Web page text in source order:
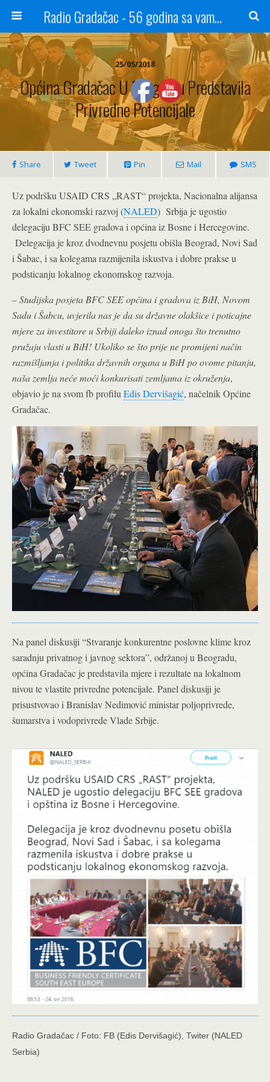
Radio Gradačac - 56 godina sa vama...
25/05/2018
Općina Gradačac U Beogradu Predstavila
Privredne Potencijale
Share Tweet Pin Mail SMS
Uz podršku USAID CRS „RAST“ projekta, Nacionalna alijansa
za lokalni ekonomski razvoj (NALED) Srbija je ugostio
delegaciju BFC SEE gradova i općina iz Bosne i Hercegovine.
Delegacija je kroz dvodnevnu posjetu obišla Beograd, Novi Sad
i Šabac, i sa kolegama razmijenila iskustva i dobre prakse u
podsticanju lokalnog ekonomskog razvoja.
– Studijska posjeta BFC SEE općina i gradova iz BiH, Novom
Sadu i Šabcu, uvjerila nas je da su državne olakšice i poticajne
mjere za investitore u Srbiji daleko iznad onoga što trenutno
pružaju vlasti u BiH! Ukoliko se što prije ne promijeni način
razmišljanja i politika državnih organa u BiH po ovome pitanju,
naša zemlja neće moći konkurisati zemljama iz okruženja,
objavio je na svom fb profilu Edis Dervišagić, načelnik Općine
Gradačac.
Na panel diskusiji “Stvaranje konkurentne poslovne klime kroz
saradnju privatnog i javnog sektora”, održanoj u Beogradu,
općina Gradačac je predstavila mjere i rezultate na lokalnom
nivou te vlastite privredne potencijale. Panel diskusiji je
prisustvovao i Branislav Nedimović ministar poljoprivrede,
šumarstva i vodoprivrede Vlade Srbije.
Radio Gradačac / Foto: FB (Edis Dervišagić), Twiter (NALED
Serbia)